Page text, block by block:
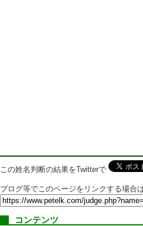
この姓名判断の結果をTwitterで
ブログ等でこのページをリンクする場合
コンテンツ